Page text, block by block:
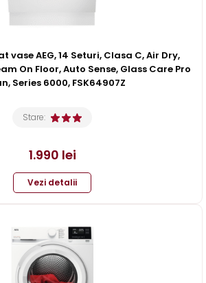
vase AEG, 14 Seturi, Clasa C, Air Dry,
On Floor, Auto Sense, Glass Care Pro
Series 6000, FSK64907Z
Stare:
1.990 lei
Vezi detalii